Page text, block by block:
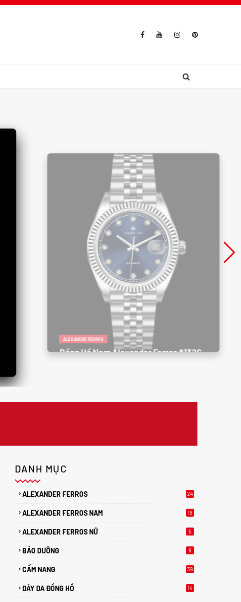
ALEXANDER FERROS
Đồng Hồ Nam Alexander Ferros 8132S
DANH MỤC
ALEXANDER FERROS 24
ALEXANDER FERROS NAM 19
ALEXANDER FERROS NỮ 5
BẢO DƯỠNG 9
CẨM NANG 39
DÂY DA ĐỒNG HỒ 14